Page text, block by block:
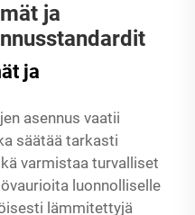
ja
ja
asennus vaatii
säätää tarkasti
varmistaa turvalliset
luonnolliselle
lämmitettyjä